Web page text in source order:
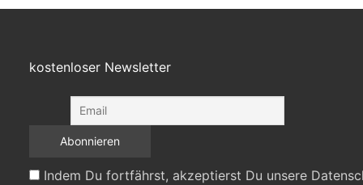
kostenloser Newsletter
Indem Du fortfährst, akzeptierst Du unsere